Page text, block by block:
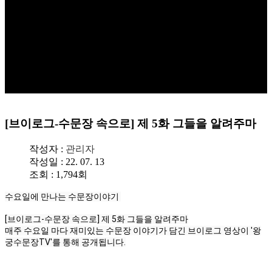
[브이로그-수문장 속으로] 제 5화 그들을 알려주마
작성자 : 관리자
작성일 : 22. 07. 13
조회 : 1,794회
수요일에 만나는 수문장이야기
[브이로그-수문장 속으로] 제 5화 그들을 알려주마
매주 수요일 마다 재미있는 수문장 이야기가 담긴 브이로그 영상이 '왕
궁수문장TV'를 통해 공개됩니다.